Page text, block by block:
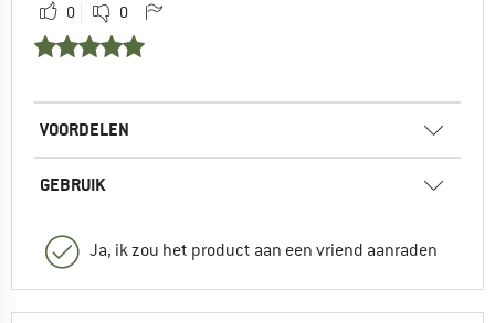
0 0
VOORDELEN
GEBRUIK
Ja, ik zou het product aan een vriend aanraden